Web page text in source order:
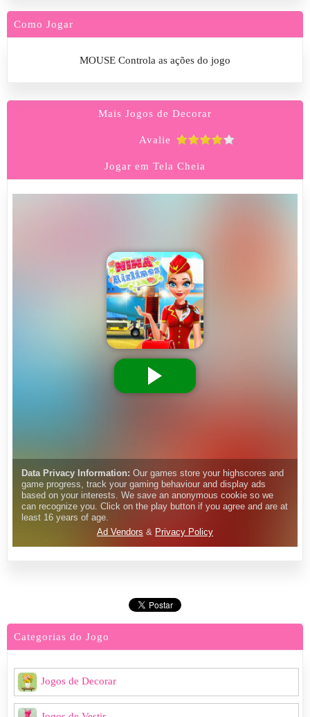
Como Jogar
MOUSE Controla as ações do jogo
Mais Jogos de Decorar
Avalie
Jogar em Tela Cheia
Categorias do Jogo
Jogos de Decorar